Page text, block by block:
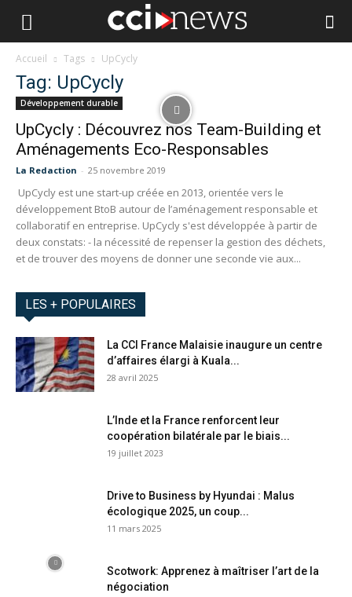
Accueil Tags UpCycly
Tag: UpCycly
Développement durable
UpCycly : Découvrez nos Team-Building et
Aménagements Eco-Responsables
La Redaction - 25 novembre 2019
UpCycly est une start-up créée en 2013, orientée vers le
développement BtoB autour de l’aménagement responsable et
collaboratif en entreprise. UpCycly s'est développée à partir de
deux constats: - la nécessité de repenser la gestion des déchets,
et de trouver des moyens de donner une seconde vie aux...
LES + POPULAIRES
La CCI France Malaisie inaugure un centre
d’affaires élargi à Kuala...
28 avril 2025
L’Inde et la France renforcent leur
coopération bilatérale par le biais...
19 juillet 2023
Drive to Business by Hyundai : Malus
écologique 2025, un coup...
11 mars 2025
Scotwork: Apprenez à maîtriser l’art de la
négociation